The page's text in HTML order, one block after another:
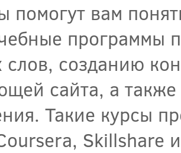
помогут вам
программы
созданию
сайта, а
Такие курсы
Skillshare